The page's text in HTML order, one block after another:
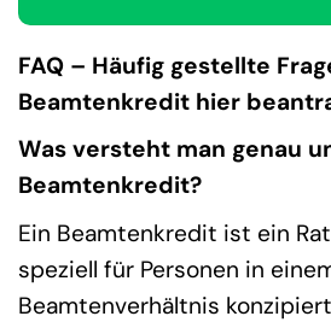
FAQ – Häufig gestellte
Beamtenkredit hier
Was versteht man genau
Beamtenkredit?
Ein Beamtenkredit ist ein
speziell für Personen in
Beamtenverhältnis